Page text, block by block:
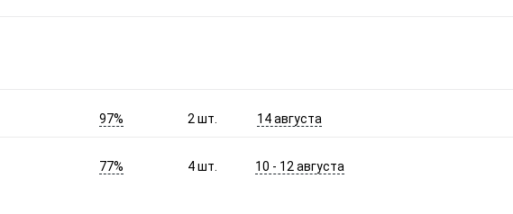
97% 2шт. 14 августа
77% 4шт. 10 - 12 августа